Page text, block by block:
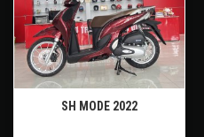
SH MODE 2022